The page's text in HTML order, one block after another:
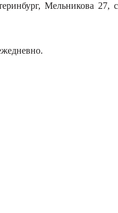
Мельникова 27, с